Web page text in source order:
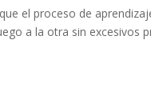
el proceso de
a la otra sin excesivos